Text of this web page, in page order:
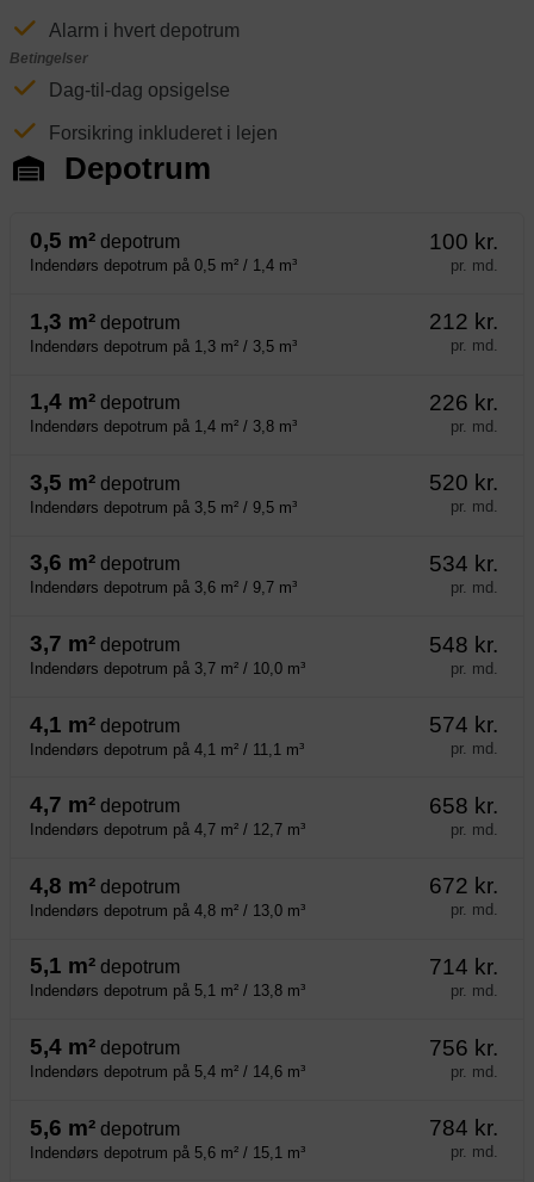
Alarm i hvert depotrum
Betingelser
Dag-til-dag opsigelse
Forsikring inkluderet i lejen
Depotrum
0,5 m² depotrum
Indendørs depotrum på 0,5 m² / 1,4 m³
100 kr.
pr. md.
1,3 m² depotrum
Indendørs depotrum på 1,3 m² / 3,5 m³
212 kr.
pr. md.
1,4 m² depotrum
Indendørs depotrum på 1,4 m² / 3,8 m³
226 kr.
pr. md.
3,5 m² depotrum
Indendørs depotrum på 3,5 m² / 9,5 m³
520 kr.
pr. md.
3,6 m² depotrum
Indendørs depotrum på 3,6 m² / 9,7 m³
534 kr.
pr. md.
3,7 m² depotrum
Indendørs depotrum på 3,7 m² / 10,0 m³
548 kr.
pr. md.
4,1 m² depotrum
Indendørs depotrum på 4,1 m² / 11,1 m³
574 kr.
pr. md.
4,7 m² depotrum
Indendørs depotrum på 4,7 m² / 12,7 m³
658 kr.
pr. md.
4,8 m² depotrum
Indendørs depotrum på 4,8 m² / 13,0 m³
672 kr.
pr. md.
5,1 m² depotrum
Indendørs depotrum på 5,1 m² / 13,8 m³
714 kr.
pr. md.
5,4 m² depotrum
Indendørs depotrum på 5,4 m² / 14,6 m³
756 kr.
pr. md.
5,6 m² depotrum
Indendørs depotrum på 5,6 m² / 15,1 m³
784 kr.
pr. md.